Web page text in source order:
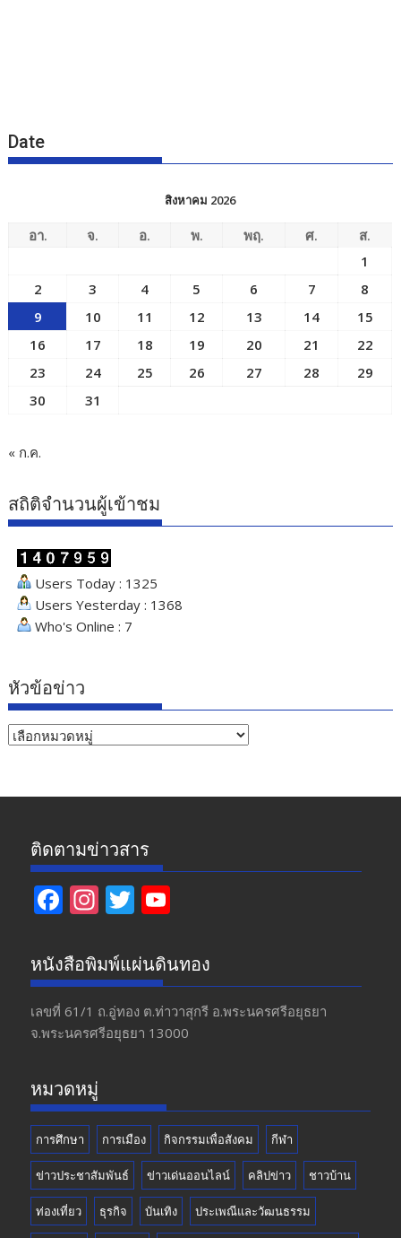
Date
สิงหาคม 2026
อา. จ. อ. พ. พฤ. ศ.
ส.
1
2
3 4 5 6 7
8
9
10 11 12 13 14
15
16
17 18 19 20 21
22
23
24 25 26 27 28
29
30
31
« ก.ค.
สถิติจำนวนผู้เข้าชม
Users Today : 1325
Users Yesterday : 1368
Who's Online : 7
หัวข้อข่าว
หัวข้อ
ติดตามข่าวสาร
F
e
b
o
o
In
a
gr
a
m
T
itt
er
u
T
u
b
หนังสือพิมพ์แผ่นดินทอง
เลขที่ 61/1 ถ.อู่ทอง​ ต.​ท่าวาสุกรี​ อ.พระนครศรีอยุธยา​
จ.พระนครศรีอยุธยา 13000
หมวดหมู่
การศึกษา การเมือง กิจกรรมเพื่อสังคม กีฬา
ข่าวประชาสัมพันธ์ ข่าวเด่นออนไลน์ คลิปข่าว ชาวบ้าน
ท่องเที่ยว ธุรกิจ บันเทิง ประเพณีและวัฒนธรรม